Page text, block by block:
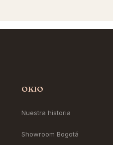
OKIO
Nuestra historia
Showroom Bogotá